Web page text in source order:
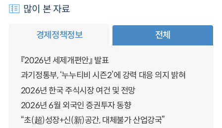
많이 본 자료
경제정책정보 전체
『2026년 세제개편안』 발표
과기정통부, ‘누누티비 시즌2’에 강력 대응 의지 밝혀
2026년 한국 주식시장 여건 및 전망
2026년 6월 외국인 증권투자 동향
“초(超)성장+신(新)공간, 대체불가 산업강국”